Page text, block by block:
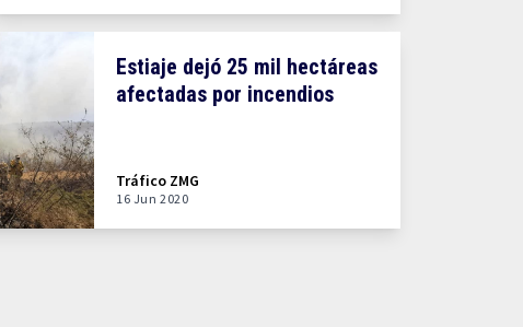
Estiaje dejó 25 mil hectáreas
afectadas por incendios
Tráfico ZMG
16 Jun 2020